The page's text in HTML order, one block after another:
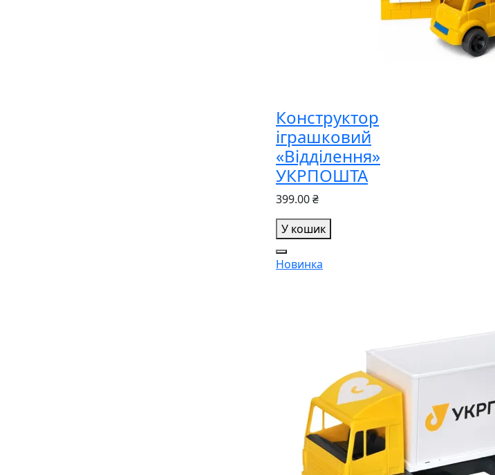
Конструктор
іграшковий
«Відділення»
УКРПОШТА
399.00 ₴
У кошик
Новинка